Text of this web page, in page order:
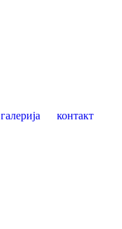
галерија контакт